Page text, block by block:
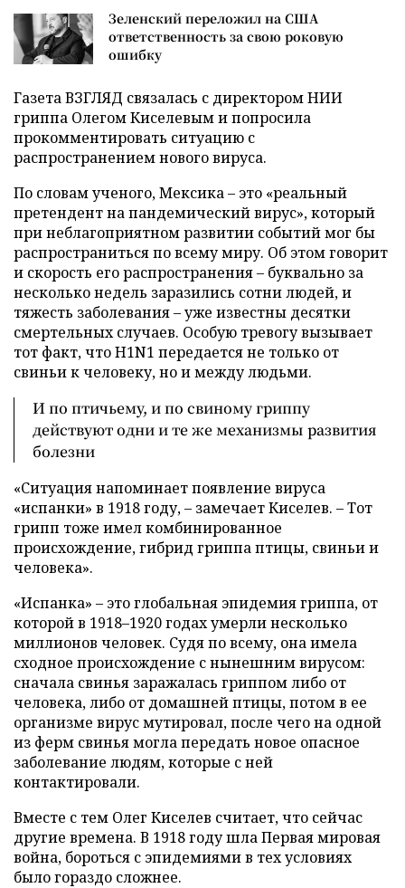
Зеленский переложил на США
ответственность за свою роковую
ошибку
Газета ВЗГЛЯД связалась с директором НИИ
гриппа Олегом Киселевым и попросила
прокомментировать ситуацию с
распространением нового вируса.
По словам ученого, Мексика – это «реальный
претендент на пандемический вирус», который
при неблагоприятном развитии событий мог бы
распространиться по всему миру. Об этом говорит
и скорость его распространения – буквально за
несколько недель заразились сотни людей, и
тяжесть заболевания – уже известны десятки
смертельных случаев. Особую тревогу вызывает
тот факт, что H1N1 передается не только от
свиньи к человеку, но и между людьми.
И по птичьему, и по свиному гриппу
действуют одни и те же механизмы развития
болезни
«Ситуация напоминает появление вируса
«испанки» в 1918 году, – замечает Киселев. – Тот
грипп тоже имел комбинированное
происхождение, гибрид гриппа птицы, свиньи и
человека».
«Испанка» – это глобальная эпидемия гриппа, от
которой в 1918–1920 годах умерли несколько
миллионов человек. Судя по всему, она имела
сходное происхождение с нынешним вирусом:
сначала свинья заражалась гриппом либо от
человека, либо от домашней птицы, потом в ее
организме вирус мутировал, после чего на одной
из ферм свинья могла передать новое опасное
заболевание людям, которые с ней
контактировали.
Вместе с тем Олег Киселев считает, что сейчас
другие времена. В 1918 году шла Первая мировая
война, бороться с эпидемиями в тех условиях
было гораздо сложнее.